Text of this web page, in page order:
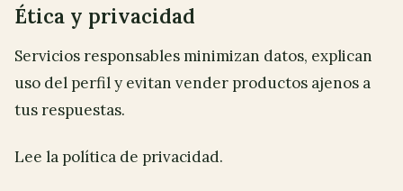
Ética y privacidad
Servicios responsables minimizan datos, explican
uso del perfil y evitan vender productos ajenos a
tus respuestas.
Lee la política de privacidad.